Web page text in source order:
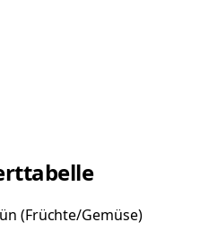
(Früchte/Gemüse)